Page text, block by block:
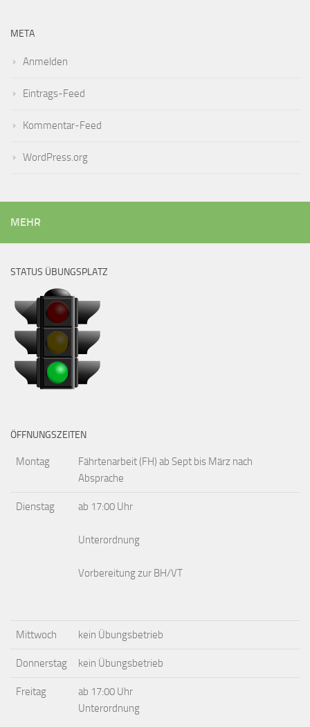
META
Anmelden
Eintrags-Feed
Kommentar-Feed
WordPress.org
MEHR
STATUS ÜBUNGSPLATZ
ÖFFNUNGSZEITEN
Montag
Fährtenarbeit (FH) ab Sept bis März nach
Absprache
Dienstag ab 17:00 Uhr
Unterordnung
Vorbereitung zur BH/VT
Mittwoch kein Übungsbetrieb
Donnerstag kein Übungsbetrieb
Freitag
ab 17:00 Uhr
Unterordnung